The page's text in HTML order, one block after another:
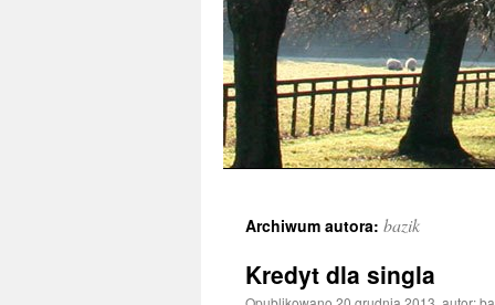
Archiwum autora: bazik
Kredyt dla singla